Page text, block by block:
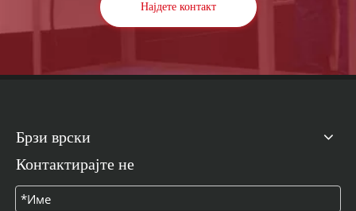
Најдете контакт
Брзи врски
Контактирајте не